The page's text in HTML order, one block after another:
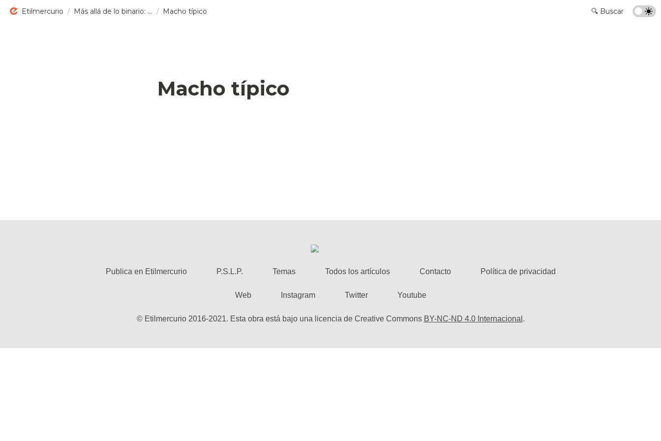
Etilmercurio / Más allá de lo binario: biología del sexo / Macho típico
Macho típico
Publica en Etilmercurio P.S.L.P. Temas Todos los artículos Contacto Política de privacidad
Web Instagram Twitter Youtube
© Etilmercurio 2016-2021. Esta obra está bajo una licencia de Creative Commons BY-NC-ND 4.0 Internacional .